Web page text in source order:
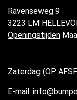
Ravenseweg 9
3223 LM
Openingstijden
Zaterdag (OP
E-mail: